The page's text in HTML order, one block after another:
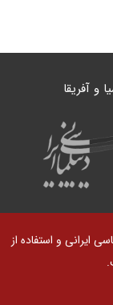
و آفریقا
ایرانی و استفاده از